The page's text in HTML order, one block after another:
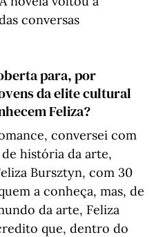
conversas
para, por
da elite cultural
Feliza?
conversei com
história da arte,
Bursztyn, com 30
a conheça, mas, de
da arte, Feliza
que, dentro do